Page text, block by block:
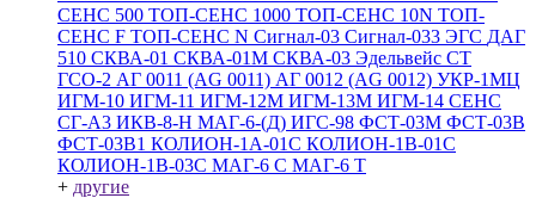
СЕНС 500 ТОП-СЕНС 1000 ТОП-СЕНС 10N ТОП-
СЕНС F ТОП-СЕНС N Сигнал-03 Сигнал-033 ЭГС ДАГ
510 СКВА-01 СКВА-01М СКВА-03 Эдельвейс СТ
ГСО-2 АГ 0011 (AG 0011) АГ 0012 (AG 0012) УКР-1МЦ
ИГМ-10 ИГМ-11 ИГМ-12М ИГМ-13М ИГМ-14 СЕНС
СГ-А3 ИКВ-8-Н МАГ-6-(Д) ИГС-98 ФСТ-03М ФСТ-03В
ФСТ-03В1 КОЛИОН-1А-01С КОЛИОН-1В-01С
КОЛИОН-1В-03С МАГ-6 С МАГ-6 Т
+ другие